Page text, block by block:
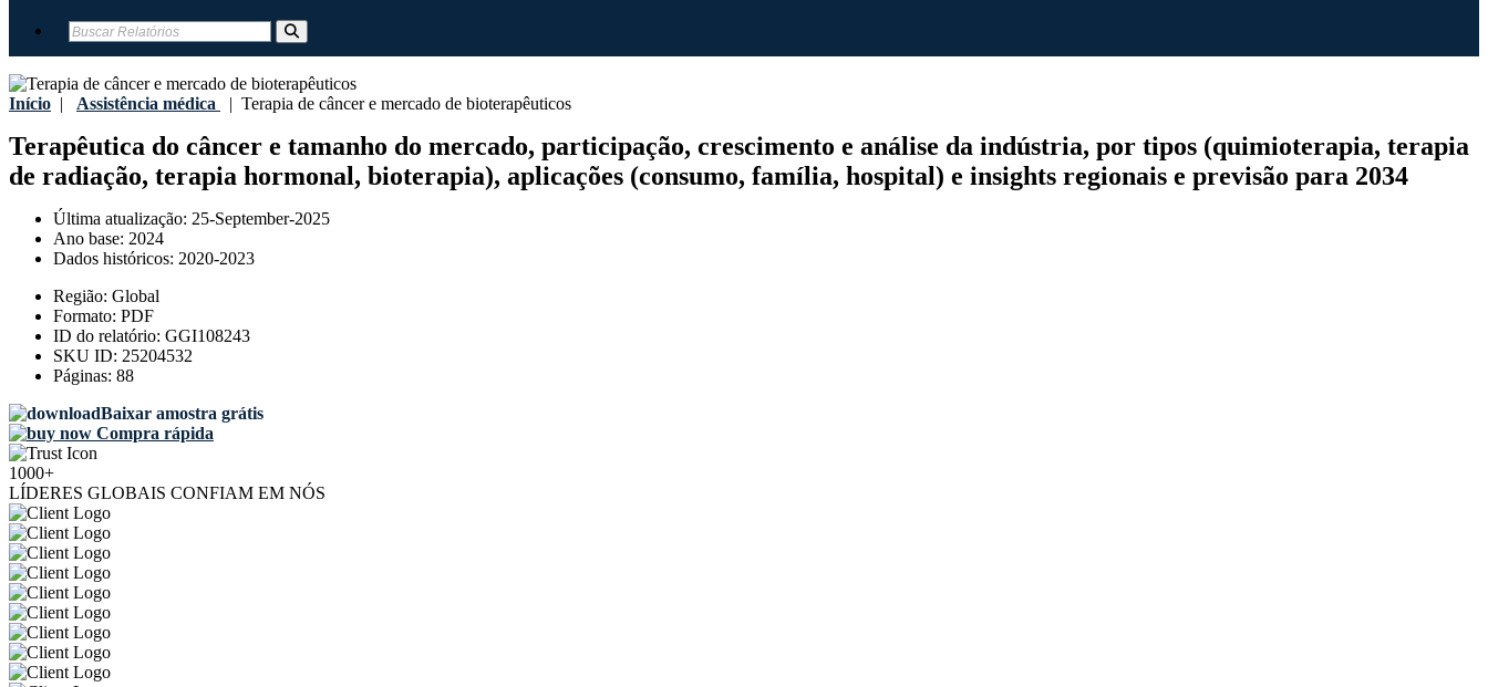
Início | Assistência médica | Terapia de câncer e mercado de bioterapêuticos
Terapêutica do câncer e tamanho do mercado, participação, crescimento e análise da indústria, por tipos (quimioterapia, terapia
de radiação, terapia hormonal, bioterapia), aplicações (consumo, família, hospital) e insights regionais e previsão para 2034
Última atualização: 25-September-2025
Ano base: 2024
Dados históricos: 2020-2023
Região: Global
Formato: PDF
ID do relatório: GGI108243
SKU ID: 25204532
Páginas: 88
Baixar amostra grátis
Compra rápida
1000+
LÍDERES GLOBAIS CONFIAM EM NÓS